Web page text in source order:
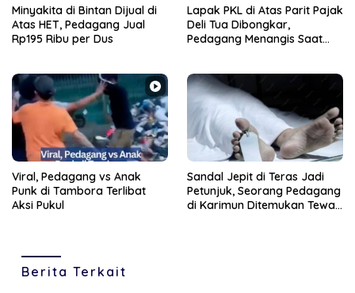
Minyakita di Bintan Dijual di
Atas HET, Pedagang Jual
Rp195 Ribu per Dus
Lapak PKL di Atas Parit Pajak
Deli Tua Dibongkar,
Pedagang Menangis Saat
Viral, Pedagang vs Anak
Punk di Tambora Terlibat
Aksi Pukul
Sandal Jepit di Teras Jadi
Petunjuk, Seorang Pedagang
di Karimun Ditemukan Tewas
Berita Terkait